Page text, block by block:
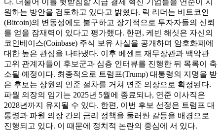
원하는 방안을 검토하고 있다고 밝혔다. 릭 리더는 비트코인
(Bitcoin)의 변동성에도 불구하고 장기적으로 투자자들의 신뢰
를 얻을 잠재력이 있다고 평가했다. 한편, 케빈 해싯은 자신의
코인베이스(Coinbase) 주식 보유 사실을 공개하며 암호화폐에
대한 높은 관심을 나타냈다. 이후 베센트 재무장관과 백악관
고위 관계자들이 후보군과 심층 인터뷰를 진행한 뒤 목록이 축
소될 예정이다. 최종적으로 트럼프(Trump) 대통령의 지명을 받
은 후보는 상원의 인준 절차를 거쳐 연준 의장으로 확정된다.
파월 의장의 임기는 2025년 5월에 종료되나, 연준 이사직은
2028년까지 유지될 수 있다. 한편, 이번 후보 선정은 트럼프 대
통령과 파월 의장 간의 금리 정책을 둘러싼 갈등을 배경으로
진행되고 있다. 이 때문에 정치적 논란의 중심에 서 있다.